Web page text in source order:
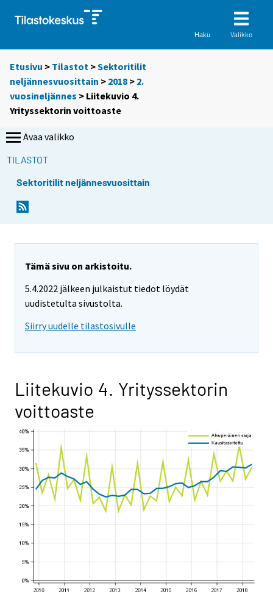
Haku Valikko
Etusivu > Tilastot >Sektoritilit
neljännesvuosittain > 2018 > 2.
vuosineljännes > Liitekuvio 4.
Yrityssektorin voittoaste
Avaa valikko
TILASTOT
Sektoritilit neljännesvuosittain
Tämä sivu on arkistoitu.
5.4.2022 jälkeen julkaistut tiedot löydät
uudistetulta sivustolta.
Siirry uudelle tilastosivulle
Liitekuvio 4. Yrityssektorin
voittoaste